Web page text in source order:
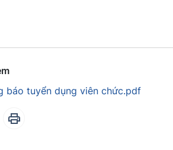
báo tuyển dụng viên chức.pdf